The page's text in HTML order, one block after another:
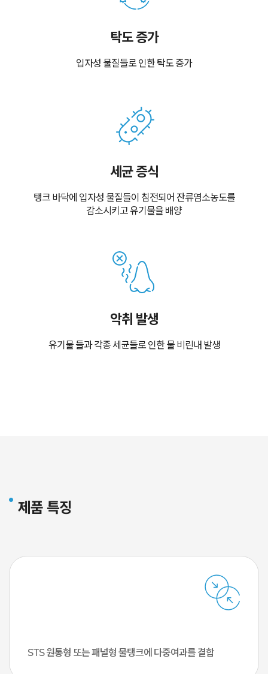
탁도 증가
입자성 물질들로 인한 탁도 증가
세균 증식
탱크 바닥에 입자성 물질들이 침전되어 잔류염소농도를
감소시키고유기물을 배양
악취 발생
유기물 들과 각종 세균들로 인한물 비린내 발생
제품 특징
STS 원통형 또는 패널형 물탱크에 다중여과를 결합